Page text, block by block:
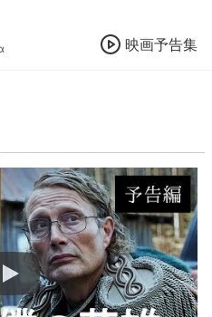
映画予告集